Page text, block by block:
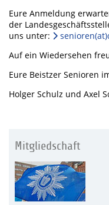
Eure Anmeldung
der
uns unter:
Auf ein Wiedersehen
Eure Beistzer Senioren
Holger Schulz und Axel
Mitgliedschaft